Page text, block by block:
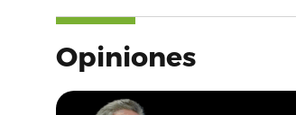
Opiniones